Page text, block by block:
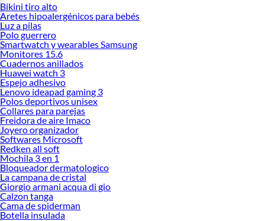
Bikini tiro alto
Aretes hipoalergénicos para bebés
Luz a pilas
Polo guerrero
Smartwatch y wearables Samsung
Monitores 15.6
Cuadernos anillados
Huawei watch 3
Espejo adhesivo
Lenovo ideapad gaming 3
Polos deportivos unisex
Collares para parejas
Freidora de aire Imaco
Joyero organizador
Softwares Microsoft
Redken all soft
Mochila 3 en 1
Bloqueador dermatologico
La campana de cristal
Giorgio armani acqua di gio
Calzon tanga
Cama de spiderman
Botella insulada